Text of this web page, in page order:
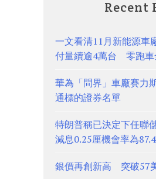
Recent
一文看清11月新能源
付量續逾4萬台 零跑車
華為「問界」車廠賽力
通標的證券名單
特朗普稱已決定下任聯
減息0.25厘機會率為
銀價再創新高 突破57